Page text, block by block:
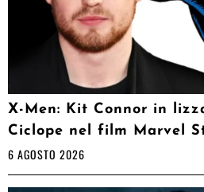
X-Men: Kit Connor in
Ciclope nel film Marvel
6 AGOSTO 2026